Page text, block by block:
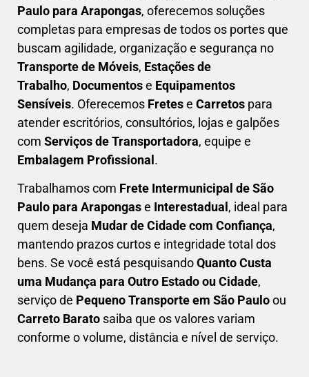
Paulo para Arapongas, oferecemos soluções
completas para empresas de todos os portes que
buscam agilidade, organização e segurança no
Transporte de Móveis, Estações de
Trabalho, Documentose Equipamentos
Sensíveis. Oferecemos Fretese Carretos para
atender escritórios, consultórios, lojas e galpões
com Serviços de Transportadora, equipe e
Embalagem Profissional.
Trabalhamos com Frete Intermunicipal de São
Paulo para Arapongase Interestadual , ideal para
quem deseja Mudar de Cidade com Confiança,
mantendo prazos curtos e integridade total dos
bens. Se você está pesquisandoQuanto Custa
uma Mudança para Outro Estado ou Cidade,
serviço de Pequeno Transporte em São Pauloou
Carreto Barato saiba que os valores variam
conforme o volume, distância e nível de serviço.